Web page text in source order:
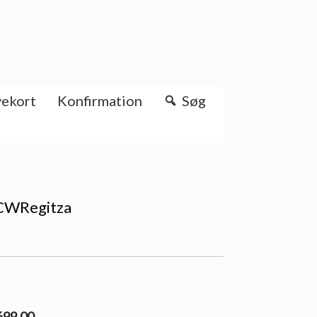
Konfirmation Søg